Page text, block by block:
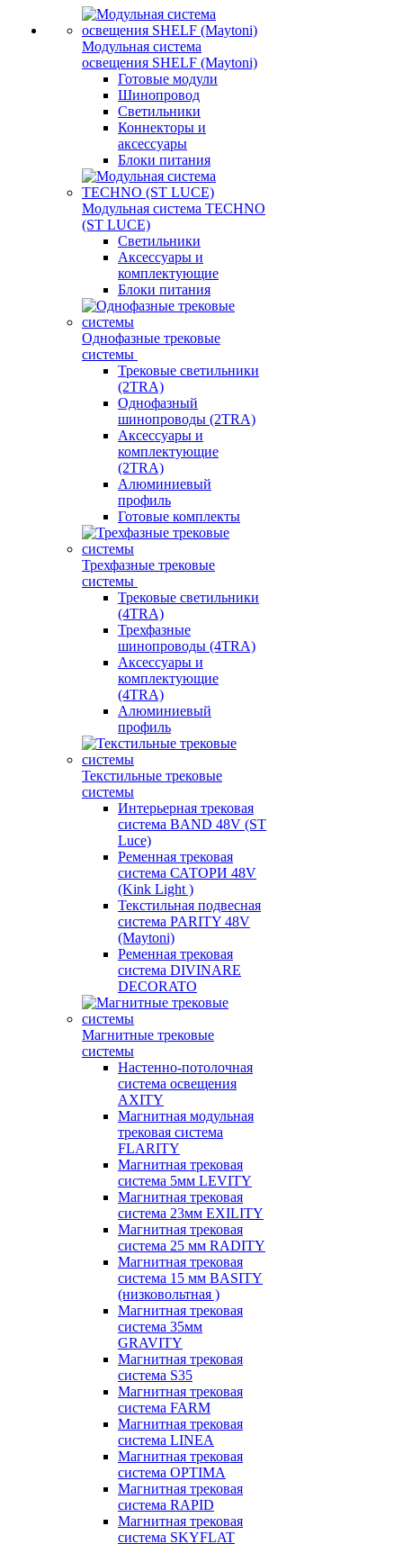
Модульная система
освещения SHELF (Maytoni)
Готовые модули
Шинопровод
Светильники
Коннекторы и
аксессуары
Блоки питания
Модульная система TECHNO
(ST LUCE)
Светильники
Аксессуары и
комплектующие
Блоки питания
Однофазные трековые
системы
Трековые светильники
(2TRA)
Однофазный
шинопроводы (2TRA)
Аксессуары и
комплектующие
(2TRA)
Алюминиевый
профиль
Готовые комплекты
Трехфазные трековые
системы
Трековые светильники
(4TRA)
Трехфазные
шинопроводы (4TRA)
Аксессуары и
комплектующие
(4TRA)
Алюминиевый
профиль
Текстильные трековые
системы
Интерьерная трековая
система BAND 48V (ST
Luce)
Ременная трековая
система САТОРИ 48V
(Kink Light )
Текстильная подвесная
система PARITY 48V
(Maytoni)
Ременная трековая
система DIVINARE
DECORATO
Магнитные трековые
системы
Настенно-потолочная
система освещения
AXITY
Магнитная модульная
трековая система
FLARITY
Магнитная трековая
система 5мм LEVITY
Магнитная трековая
система 23мм EXILITY
Магнитная трековая
система 25 мм RADITY
Магнитная трековая
система 15 мм BASITY
(низковольтная )
Магнитная трековая
система 35мм
GRAVITY
Магнитная трековая
система S35
Магнитная трековая
система FARM
Магнитная трековая
система LINEA
Магнитная трековая
система OPTIMA
Магнитная трековая
система RAPID
Магнитная трековая
система SKYFLAT